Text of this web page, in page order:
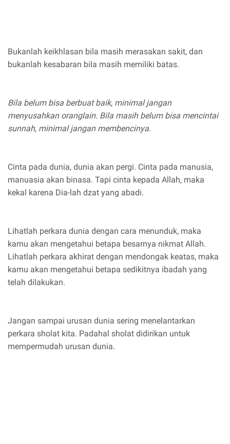
Bukanlah keikhlasan bila masih merasakan sakit, dan
bukanlah kesabaran bila masih memiliki batas.
Bila belum bisa berbuat baik, minimal jangan
menyusahkan oranglain. Bila masih belum bisa mencintai
sunnah, minimal jangan membencinya.
Cinta pada dunia, dunia akan pergi. Cinta pada manusia,
manuasia akan binasa. Tapi cinta kepada Allah, maka
kekal karena Dia-lah dzat yang abadi.
Lihatlah perkara dunia dengan cara menunduk, maka
kamu akan mengetahui betapa besarnya nikmat Allah.
Lihatlah perkara akhirat dengan mendongak keatas, maka
kamu akan mengetahui betapa sedikitnya ibadah yang
telah dilakukan.
Jangan sampai urusan dunia sering menelantarkan
perkara sholat kita. Padahal sholat didirikan untuk
mempermudah urusan dunia.